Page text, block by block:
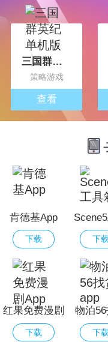
三国群英纪单机版
策略游戏
查看
肯德基App
下载
箱
下
红果免费漫剧
App
下载
物泊
下载